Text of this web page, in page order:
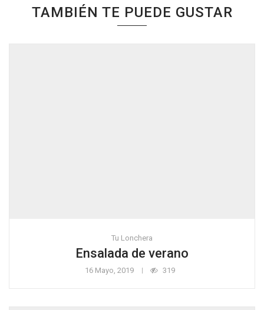
TAMBIÉN TE PUEDE GUSTAR
Tu Lonchera
Ensalada de verano
16 Mayo, 2019 319